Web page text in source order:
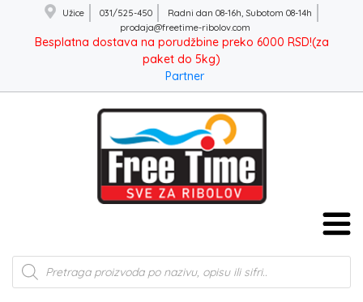
Užice 031/525-450
Radni dan 08-16h, Subotom 08-14h
prodaja@freetime-ribolov.com
Besplatna dostava na porudžbine preko 6000 RSD!(za
paket do 5kg)
Partner
Products
search